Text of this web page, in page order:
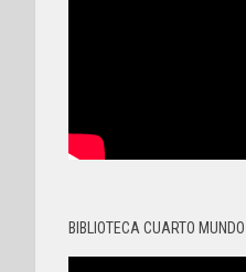
BIBLIOTECA CUARTO MUNDO